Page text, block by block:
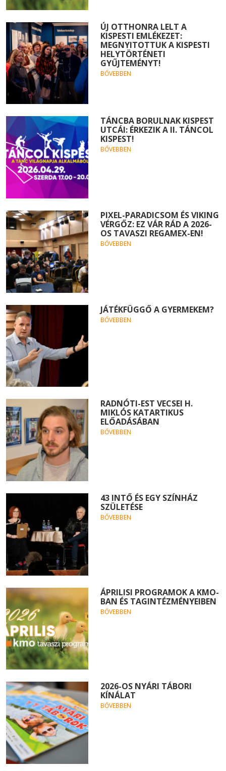
ÚJ OTTHONRA LELT A
KISPESTI EMLÉKEZET:
MEGNYITOTTUK A KISPESTI
HELYTÖRTÉNETI
GYŰJTEMÉNYT!
BŐVEBBEN
TÁNCBA BORULNAK KISPEST
UTCÁI: ÉRKEZIK A II. TÁNCOL
KISPEST!
BŐVEBBEN
PIXEL-PARADICSOM ÉS VIKING
VÉRGŐZ: EZ VÁR RÁD A 2026-
OS TAVASZI REGAMEX-EN!
BŐVEBBEN
JÁTÉKFÜGGŐ A GYERMEKEM?
BŐVEBBEN
RADNÓTI-EST VECSEI H.
MIKLÓS KATARTIKUS
ELŐADÁSÁBAN
BŐVEBBEN
43 INTŐ ÉS EGY SZÍNHÁZ
SZÜLETÉSE
BŐVEBBEN
ÁPRILISI PROGRAMOK A KMO-
BAN ÉS TAGINTÉZMÉNYEIBEN
BŐVEBBEN
2026-OS NYÁRI TÁBORI
KÍNÁLAT
BŐVEBBEN